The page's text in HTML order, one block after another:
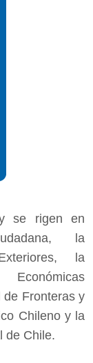
se rigen en
la
la
de Fronteras y
Chileno y la
de Chile.